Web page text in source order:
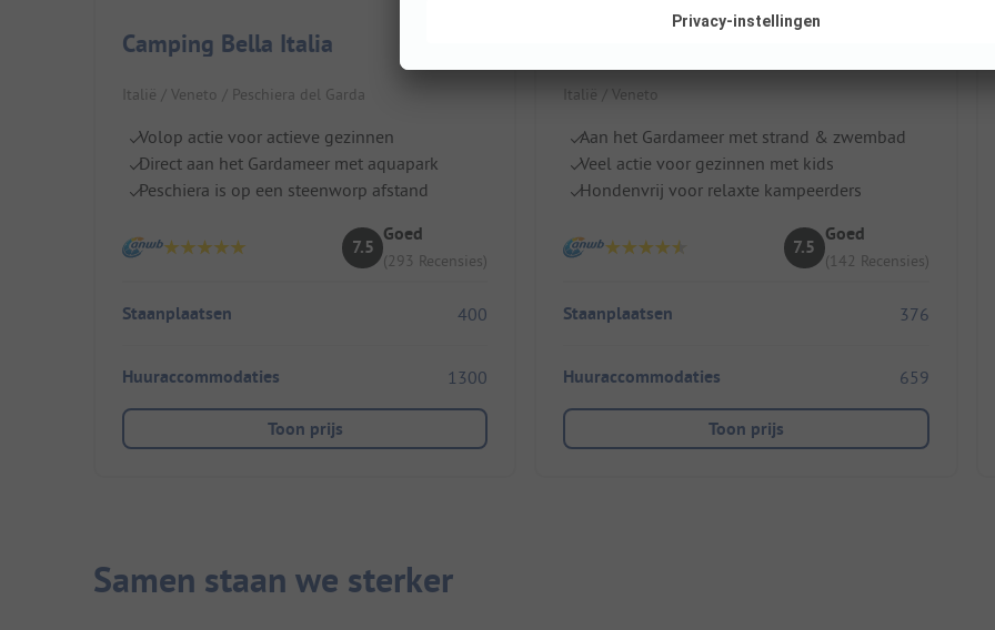
Camping Bella Italia
Italië / Veneto / Peschiera del Garda
Volop actie voor actieve gezinnen
Direct aan het Gardameer met aquapark
Peschiera is op een steenworp afstand
7.5
Goed
(293 Recensies)
Staanplaatsen 400
Huuraccommodaties 1300
Toon prijs
Italië / Veneto
Aan het Gardameer met strand & zwembad
Veel actie voor gezinnen met kids
Hondenvrij voor relaxte kampeerders
7.5
Goed
(142 Recensies)
Staanplaatsen 376
Huuraccommodaties 659
Toon prijs
Samen staan we sterker